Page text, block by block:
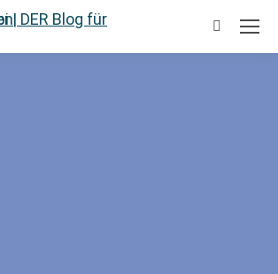
Suchen: